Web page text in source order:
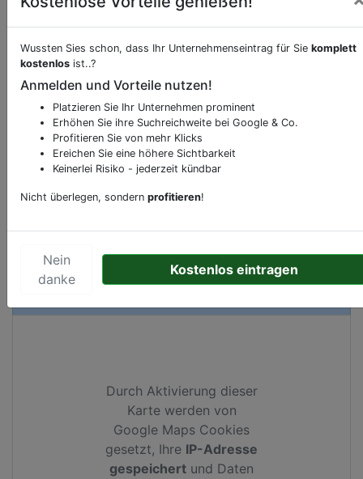
Beschreibung & Services vonSupermarkt
Sie möchten eine Beschreibung, Dienstleistung
oder andere relevante Informationen hinzufügen?
Klicken Sie bittehierum uns zu kontaktieren.
Gerne erweitern wir Ihren Firmeneintrag um
Sonderangebote odere besondere Services, die
Ihren Wettbewerbern abheben.
KartenansichtHelftheuvelpassage 346in's-
Durch Aktivierung dieser
Karte werden von
Google Maps Cookies
gesetzt, Ihre IP-Adresse
gespeichert und Daten
Wussten Sies schon, dass Ihr Unternehmenseintrag für Sie komplett
kostenlos ist..?
Anmelden und Vorteile nutzen!
Platzieren Sie Ihr Unternehmen prominent
Erhöhen Sie ihre Suchreichweite bei Google & Co.
Profitieren Sie von mehr Klicks
Ereichen Sie eine höhere Sichtbarkeit
Keinerlei Risiko - jederzeit kündbar
Nicht überlegen, sondern profitieren!
Nein
danke
Kostenlos eintragen